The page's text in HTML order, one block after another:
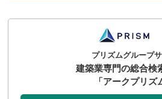
プリズムグループ
建築業専門の総合検
「アークプリズ